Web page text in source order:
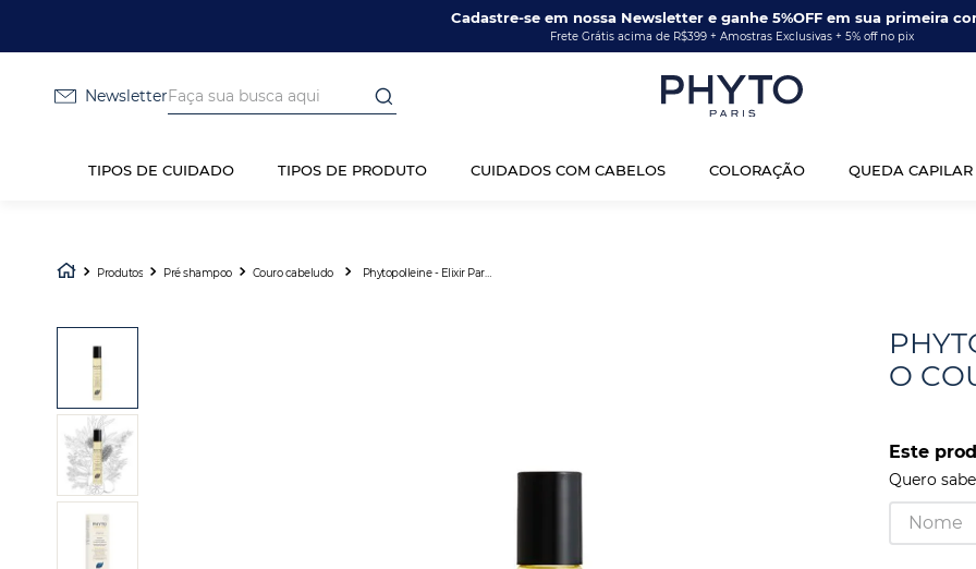
Cadastre-se em nossa Newsletter e ganhe 5%OFF em sua primeira
Frete Grátis acima de R$399 + Amostras Exclusivas + 5% off no pix
NewsletterFaça sua busca aqui
TIPOS DE CUIDADO TIPOS DE PRODUTO CUIDADOS COM CABELOS COLORAÇÃO QUEDA CAPILAR
Produtos Pré shampoo Couro cabeludo Phytopolleine - Elixir Para O Couro Cabeludo 20ml
O
Este
Quero